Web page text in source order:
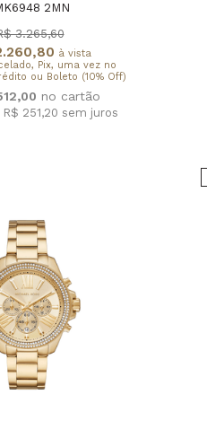
2MN
à vista
Pix, uma vez no
ou Boleto (10% Off)
3.265,60
251,20 sem juros